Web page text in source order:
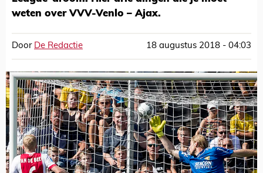
weten over VVV-Venlo – Ajax.
Door De Redactie 18 augustus 2018 - 04:03